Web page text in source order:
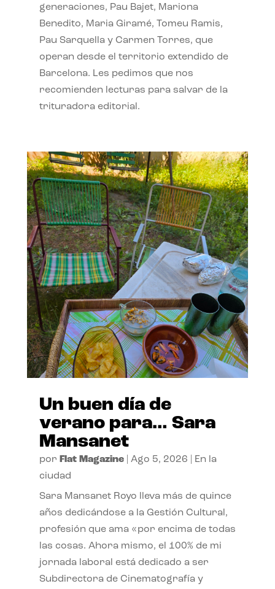
generaciones, Pau Bajet, Mariona
Benedito, Maria Giramé, Tomeu Ramis,
Pau Sarquella y Carmen Torres, que
operan desde el territorio extendido de
Barcelona. Les pedimos que nos
recomienden lecturas para salvar de la
trituradora editorial.
Un buen día de
verano para… Sara
Mansanet
por Flat Magazine| Ago 5, 2026
En la
ciudad
Sara Mansanet Royo lleva más de quince
años dedicándose a la Gestión Cultural,
profesión que ama «por encima de todas
las cosas. Ahora mismo, el 100% de mi
jornada laboral está dedicado a ser
Subdirectora de Cinematografía y